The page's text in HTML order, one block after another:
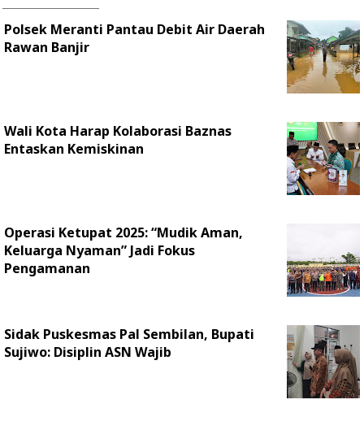
Polsek Meranti Pantau Debit Air Daerah
Rawan Banjir
Wali Kota Harap Kolaborasi Baznas
Entaskan Kemiskinan
Operasi Ketupat 2025: “Mudik Aman,
Keluarga Nyaman” Jadi Fokus
Pengamanan
Sidak Puskesmas Pal Sembilan, Bupati
Sujiwo: Disiplin ASN Wajib